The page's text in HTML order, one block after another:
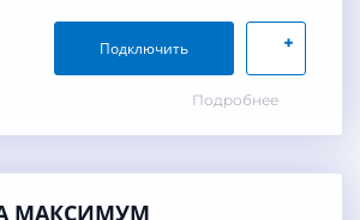
+
Подключить
Подробнее
МАКСИМУМ